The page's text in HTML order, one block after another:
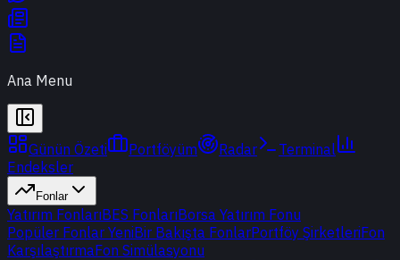
Ana Menu
Günün Özeti Portföyüm Radar
Terminal
Endeksler
Fonlar
Yatırım FonlarıBES FonlarıBorsa Yatırım Fonu
Popüler Fonlar YeniBir Bakışta FonlarPortföy ŞirketleriFon
KarşılaştırmaFon Simülasyonu